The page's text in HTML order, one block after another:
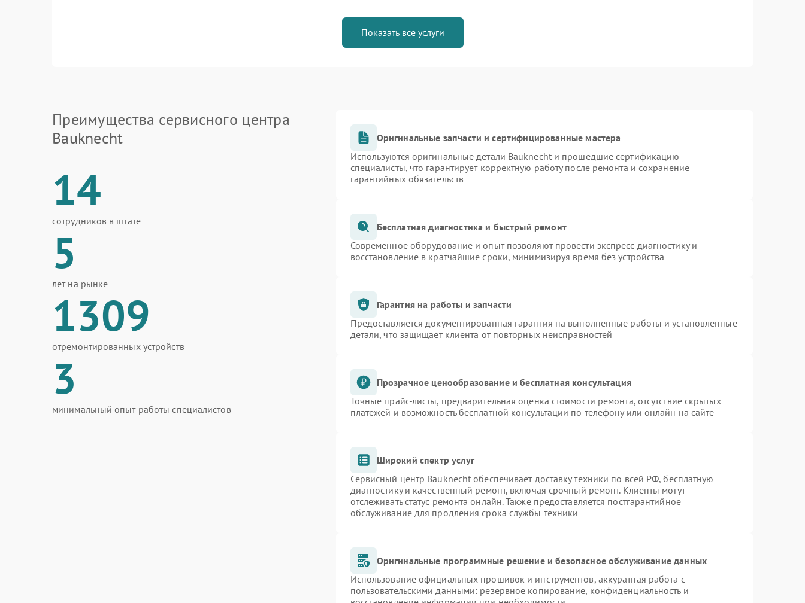
Показать все услуги
Преимущества сервисного центра
Bauknecht
14
сотрудников в штате
5
лет на рынке
1309
отремонтированных устройств
3
минимальный опыт работы специалистов
Оригинальные запчасти и сертифицированные мастера
Используются оригинальные детали Bauknecht и прошедшие сертификацию
специалисты, что гарантирует корректную работу после ремонта и сохранение
гарантийных обязательств
Бесплатная диагностика и быстрый ремонт
Современное оборудование и опыт позволяют провести экспресс-диагностику и
восстановление в кратчайшие сроки, минимизируя время без устройства
Гарантия на работы и запчасти
Предоставляется документированная гарантия на выполненные работы и установленные
детали, что защищает клиента от повторных неисправностей
Прозрачное ценообразование и бесплатная консультация
Точные прайс-листы, предварительная оценка стоимости ремонта, отсутствие скрытых
платежей и возможность бесплатной консультации по телефону или онлайн на сайте
Широкий спектр услуг
Сервисный центр Bauknecht обеспечивает доставку техники по всей РФ, бесплатную
диагностику и качественный ремонт, включая срочный ремонт. Клиенты могут
отслеживать статус ремонта онлайн. Также предоставляется постгарантийное
обслуживание для продления срока службы техники
Оригинальные программные решение и безопасное обслуживание данных
Использование официальных прошивок и инструментов, аккуратная работа с
пользовательскими данными: резервное копирование, конфиденциальность и